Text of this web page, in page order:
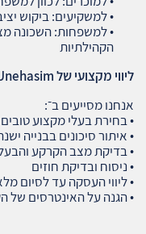
• למשקיעים: ביקוש
• למשפחות: השכונה
הקהילתיות
ליווי מקצועי של
אנחנו מסייעים ב־:
• בחירת בעלי מקצוע
• איתור סיכונים בבנייה
• בדיקת מצב הקרקע
• ניסוח ובדיקת חוזים
• ליווי העסקה עד לסיום
• הגנה על האינטרסים של